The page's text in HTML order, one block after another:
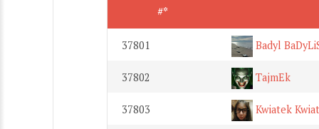
#*
37801 Badyl
37802 TajmEk
37803 Kwiatek Kwiat